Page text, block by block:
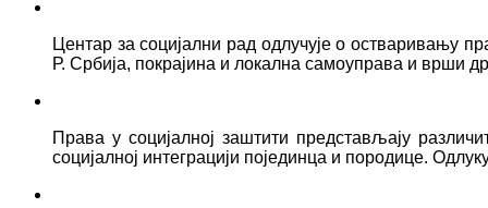
Центар за социјални рад одлучује о остваривању
Р. Србија, покрајина и локална самоуправа и врши
Права у социјалној заштити представљају
социјалној интеграцији појединца и породице.